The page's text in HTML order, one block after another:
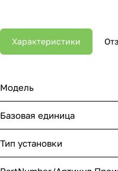
Характеристики
Модель
Базовая единица
Тип установки